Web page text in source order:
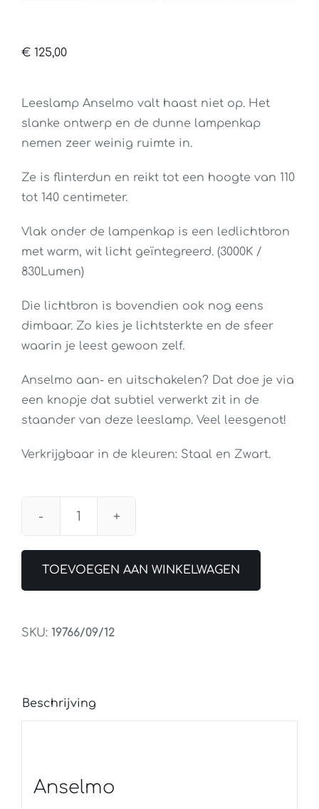
€ 125,00
Leeslamp Anselmo valt haast niet op. Het
slanke ontwerp en de dunne lampenkap
nemen zeer weinig ruimte in.
Ze is flinterdun en reikt tot een hoogte van 110
tot 140 centimeter.
Vlak onder de lampenkap is een ledlichtbron
met warm, wit licht geïntegreerd. (3000K /
830Lumen)
Die lichtbron is bovendien ook nog eens
dimbaar. Zo kies je lichtsterkte en de sfeer
waarin je leest gewoon zelf.
Anselmo aan- en uitschakelen? Dat doe je via
een knopje dat subtiel verwerkt zit in de
staander van deze leeslamp. Veel leesgenot!
Verkrijgbaar in de kleuren: Staal en Zwart.
Leeslamp
Staal
TOEVOEGEN AAN WINKELWAGEN
SKU: 19766/09/12
Beschrijving
Anselmo